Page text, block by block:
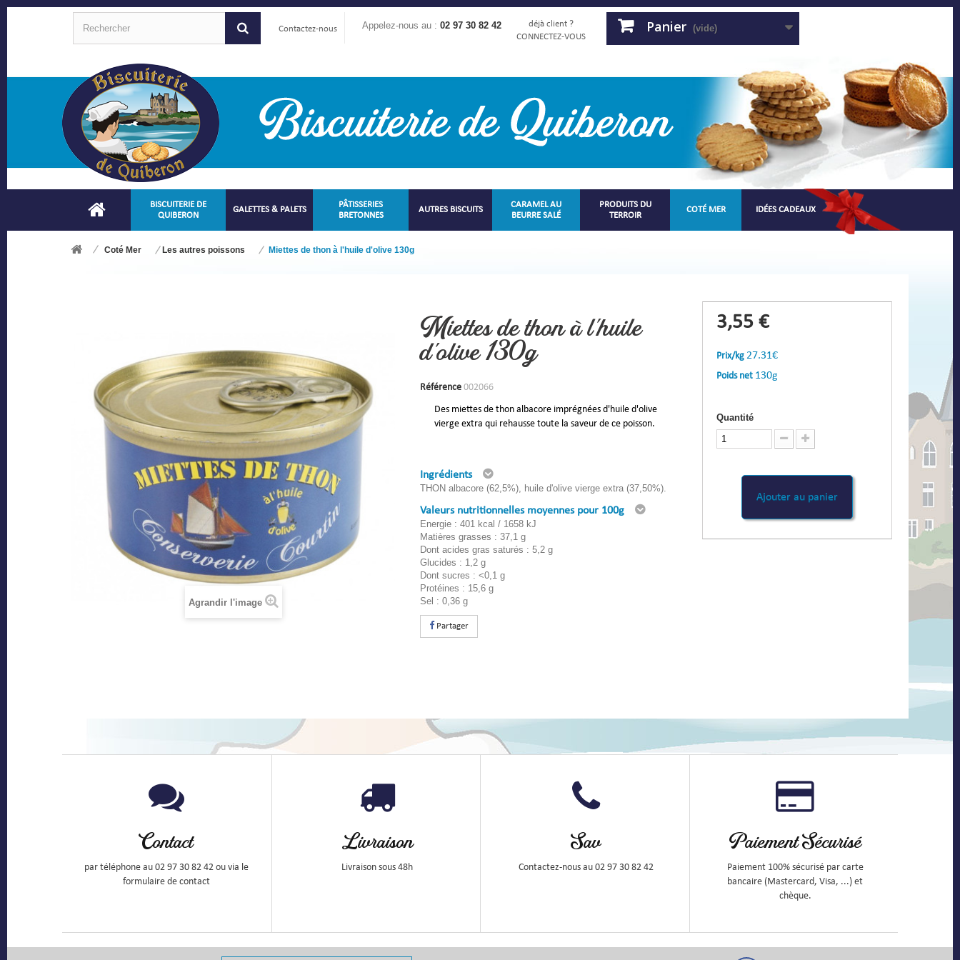
Contactez-nous Appelez-nous au : 02 97 30 82 42
déjà client ?
CONNECTEZ-VOUS
Panier (vide)
BISCUITERIE DE
QUIBERON
GALETTES & PALETS
PÂTISSERIES
BRETONNES
AUTRES BISCUITS
CARAMEL AU
BEURRE SALÉ
PRODUITS DU
TERROIR
COTÉ MER IDÉES CADEAUX
Coté Mer Les autres poissons Miettes de thon à l'huile d'olive 130g
Agrandir l'image
Miettes de thon à l'huile
d'olive 130g
Référence 002066
Des miettes de thon albacore imprégnées d'huile d'olive
vierge extra qui rehausse toute la saveur de ce poisson.
Ingrédients
THON albacore (62,5%), huile d'olive vierge extra (37,50%).
Valeurs nutritionnelles moyennes pour 100g
Energie : 401 kcal / 1658 kJ
Matières grasses : 37,1 g
Dont acides gras saturés : 5,2 g
Glucides : 1,2 g
Dont sucres : <0,1 g
Protéines : 15,6 g
Sel : 0,36 g
Partager
3,55 €
Prix/kg 27.31€
Poids net 130g
Quantité
Ajouter au panier
Contact
par téléphone au 02 97 30 82 42 ou via le
formulaire de contact
Livraison
Livraison sous 48h
Sav
Contactez-nous au 02 97 30 82 42
Paiement Sécurisé
Paiement 100% sécurisé par carte
bancaire (Mastercard, Visa, ...) et
chèque.